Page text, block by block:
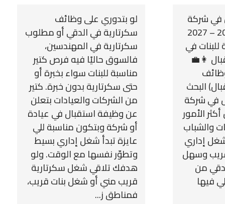
في شركة
في الدقي لعام 2026 – 2027
في
👩‍💼
البحث
في شركة
الأمور
والشباب
شغل إداري
وسهل
من
فيها
لو بتدوري على وظائف
سكرتارية في الدقي أو مطلوب
سكرتارية في المهندسين،
فالسوق حاليًا فيه فرص كتير
مناسبة للبنات سواء بخبرة أو
حتى سكرتارية بدون خبرة. كتير
من الشركات والعيادات بتعلن
عن وظيفة استقبال في عيادة
أو شركة وبتكون مناسبة للي
عايزة تبدأ شغل إداري بسيط
وتطوّر نفسها مع الوقت. ولو
هدفك تلاقي شغل سكرتارية
قريب مني أو شغل بنات قريب،
فمناطق ز...